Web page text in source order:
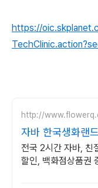
https://
http://
자바 한국생화랜
배송
전국 2시간 자바, 친
할인, 백화점상품권